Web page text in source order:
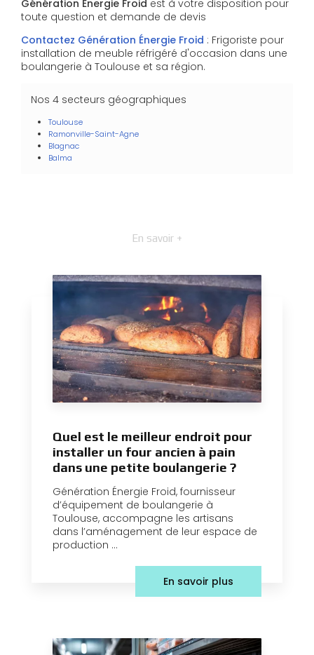
Génération Énergie Froid est à votre disposition pour
toute question et demande de devis
Contactez Génération Énergie Froid : Frigoriste pour
installation de meuble réfrigéré d'occasion dans une
boulangerie à Toulouse et sa région.
Nos 4 secteurs géographiques
Toulouse
Ramonville-Saint-Agne
Blagnac
Balma
En savoir +
Quel est le meilleur endroit pour
installer un four ancien à pain
dans une petite boulangerie ?
Génération Énergie Froid, fournisseur
d’équipement de boulangerie à
Toulouse, accompagne les artisans
dans l’aménagement de leur espace de
production ...
En savoir plus